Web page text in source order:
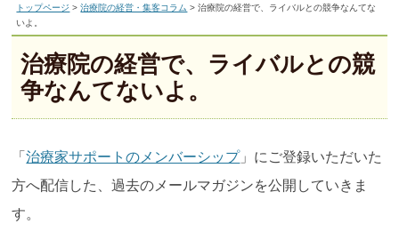
トップページ >治療院の経営・集客コラム > 治療院の経営で、ライバルとの競争なんてな
いよ。
治療院の経営で、ライバルとの競
争なんてないよ。
「治療家サポートのメンバーシップ」にご登録いただいた
方へ配信した、過去のメールマガジンを公開していきま
す。